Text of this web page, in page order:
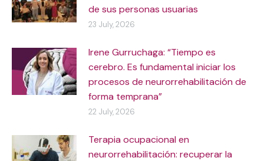
de sus personas usuarias
23 July, 2026
Irene Gurruchaga: “Tiempo es
cerebro. Es fundamental iniciar los
procesos de neurorrehabilitación de
forma temprana”
22 July, 2026
Terapia ocupacional en
neurorrehabilitación: recuperar la